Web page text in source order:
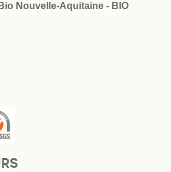
Nouvelle-Aquitaine - BIO